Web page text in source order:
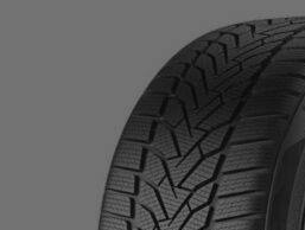
24,999.00 RSD.